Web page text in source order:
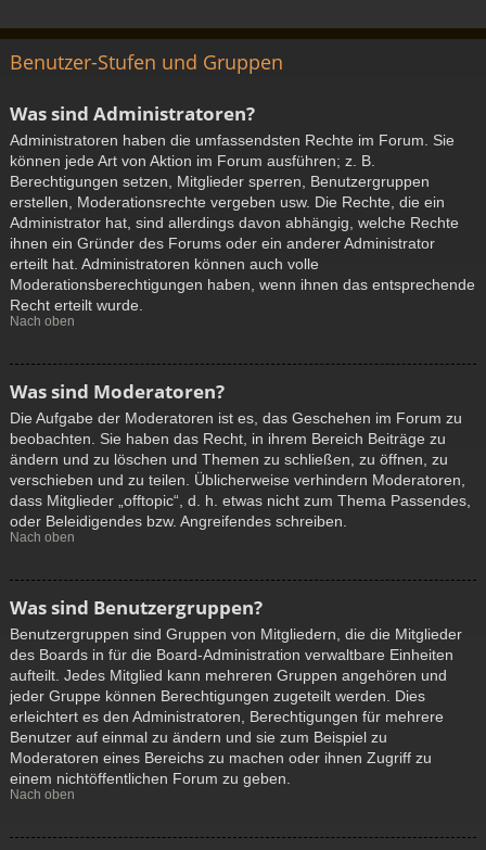
Benutzer-Stufen und Gruppen
Was sind Administratoren?
Administratoren haben die umfassendsten Rechte im Forum. Sie
können jede Art von Aktion im Forum ausführen; z. B.
Berechtigungen setzen, Mitglieder sperren, Benutzergruppen
erstellen, Moderationsrechte vergeben usw. Die Rechte, die ein
Administrator hat, sind allerdings davon abhängig, welche Rechte
ihnen ein Gründer des Forums oder ein anderer Administrator
erteilt hat. Administratoren können auch volle
Moderationsberechtigungen haben, wenn ihnen das entsprechende
Recht erteilt wurde.
Nach oben
Was sind Moderatoren?
Die Aufgabe der Moderatoren ist es, das Geschehen im Forum zu
beobachten. Sie haben das Recht, in ihrem Bereich Beiträge zu
ändern und zu löschen und Themen zu schließen, zu öffnen, zu
verschieben und zu teilen. Üblicherweise verhindern Moderatoren,
dass Mitglieder „offtopic“, d. h. etwas nicht zum Thema Passendes,
oder Beleidigendes bzw. Angreifendes schreiben.
Nach oben
Was sind Benutzergruppen?
Benutzergruppen sind Gruppen von Mitgliedern, die die Mitglieder
des Boards in für die Board-Administration verwaltbare Einheiten
aufteilt. Jedes Mitglied kann mehreren Gruppen angehören und
jeder Gruppe können Berechtigungen zugeteilt werden. Dies
erleichtert es den Administratoren, Berechtigungen für mehrere
Benutzer auf einmal zu ändern und sie zum Beispiel zu
Moderatoren eines Bereichs zu machen oder ihnen Zugriff zu
einem nichtöffentlichen Forum zu geben.
Nach oben